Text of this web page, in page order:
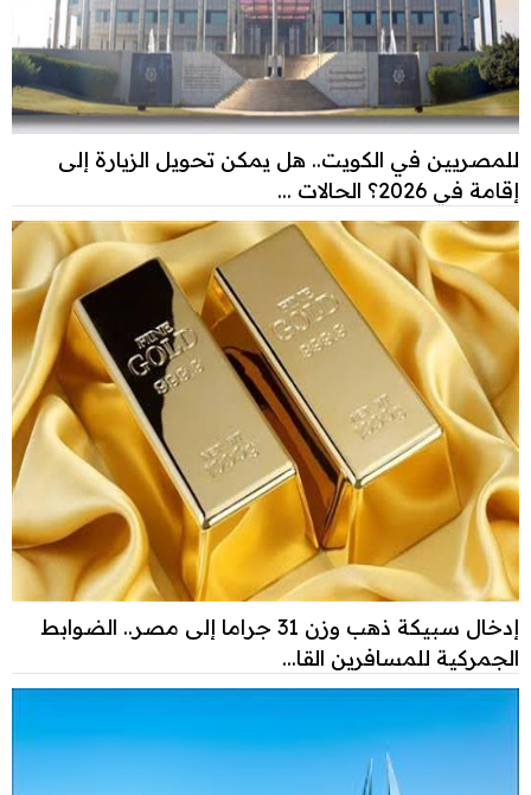
للمصريين في الكويت.. هل يمكن تحويل الزيارة إلى
إقامة في 2026؟ الحالات ...
إدخال سبيكة ذهب وزن 31 جراما إلى مصر.. الضوابط
الجمركية للمسافرين القا...